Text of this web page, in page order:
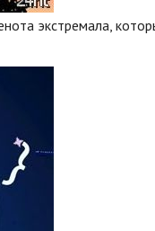
экстремала,